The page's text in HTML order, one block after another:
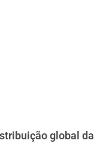
global da